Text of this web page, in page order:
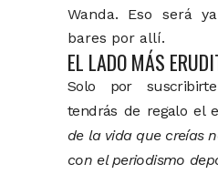
Wanda. Eso será
bares por allí.
EL LADO MÁS
Solo por
tendrás de regalo el
de la vida que creías
con el periodismo